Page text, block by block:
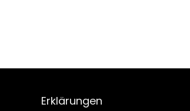
Erklärungen